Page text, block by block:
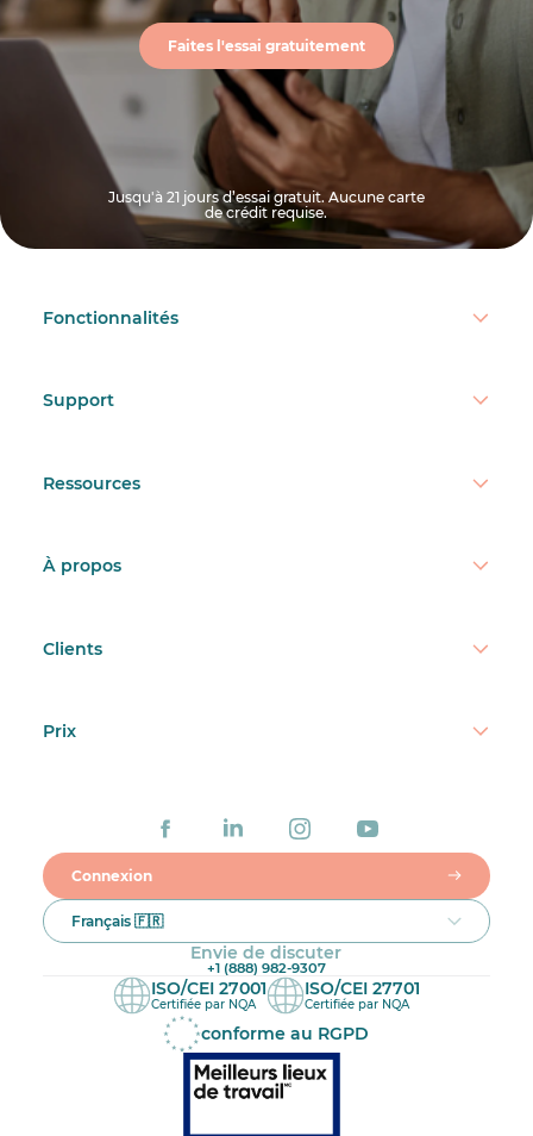
Faites l'essai gratuitement
Jusqu'à 21 jours d’essai gratuit. Aucune carte
de crédit requise.
Fonctionnalités
Support
Ressources
À propos
Clients
Prix
Connexion
Français 🇫🇷
Envie de discuter
+1 (888) 982-9307
ISO/CEI 27001
Certifiée par NQA
ISO/CEI 27701
Certifiée par NQA
conforme au RGPD